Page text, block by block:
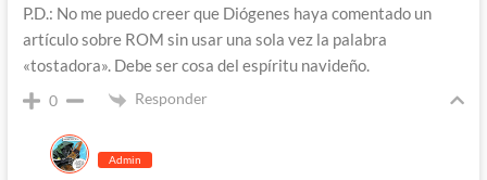
P.D.: No me puedo creer que Diógenes haya comentado un
artículo sobre ROM sin usar una sola vez la palabra
«tostadora». Debe ser cosa del espíritu navideño.
0 Responder
Admin